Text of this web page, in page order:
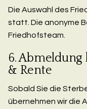
Die Auswahl des
statt. Die anonyme
Friedhofsteam.
6. Abmeldung
& Rente
Sobald Sie die
übernehmen wir die